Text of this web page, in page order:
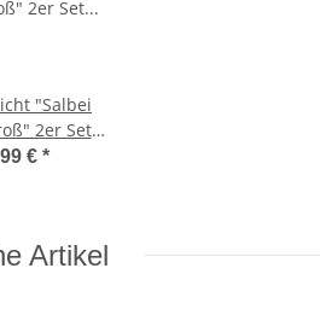
"Salbei
2er Set
Homeart
€ *
Artikel